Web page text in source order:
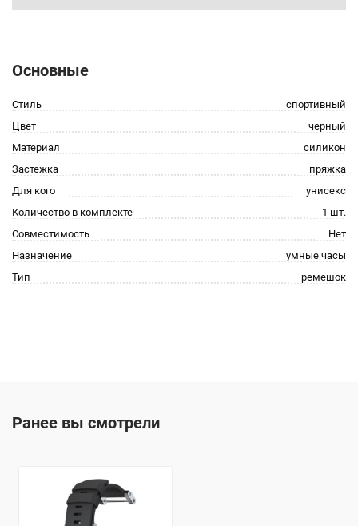
Основные
Стиль
спортивный
Цвет
черный
Материал
силикон
Застежка
пряжка
Для кого
унисекс
Количество в комплекте
1 шт.
Совместимость
Нет
Назначение
умные часы
Тип
ремешок
Ранее вы смотрели